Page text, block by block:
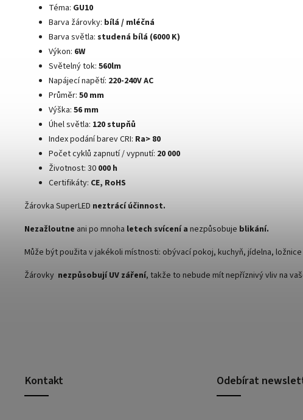
Téma: GU10
Barva žárovky: bílá / mléčná
Barva světla: studená bílá (6000 K)
Výkon: 6W
Světelný tok: 560lm
Napájecí napětí: 220-240V AC
Průměr: 50 mm
Výška: 56 mm
Úhel světla: 120 stupňů
Index podání barev CRI: Ra> 80
Počet cyklů zapnutí / vypnutí: 20 000
Životnost: 30 000 h
Certifikáty: CE, RoHS
Žárovka SuperLED neztrácí účinnost.
Nezažloutne ani po mnoha letech svícení a nezpůsobuje blikání.
Může být použita v jakékoli místnosti: obývací pokoj, kuchyň, jídelna,
Žárovky nezpůsobují UV záření, takže to nebude mít nepříznivý vliv na
Kontakt Odebírat